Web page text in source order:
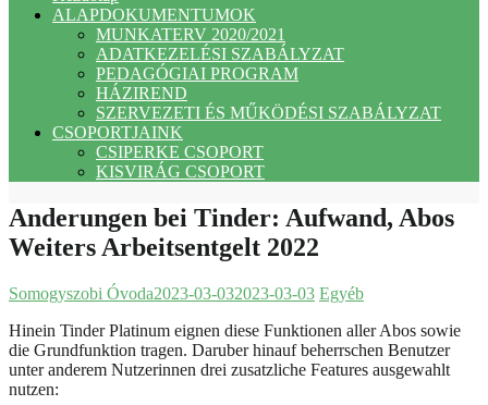
ALAPDOKUMENTUMOK
MUNKATERV 2020/2021
ADATKEZELÉSI SZABÁLYZAT
PEDAGÓGIAI PROGRAM
HÁZIREND
SZERVEZETI ÉS MŰKÖDÉSI SZABÁLYZAT
CSOPORTJAINK
CSIPERKE CSOPORT
KISVIRÁG CSOPORT
Anderungen bei Tinder: Aufwand, Abos
Weiters Arbeitsentgelt 2022
Somogyszobi Óvoda2023-03-032023-03-03 Egyéb
Hinein Tinder Platinum eignen diese Funktionen aller Abos sowie
die Grundfunktion tragen. Daruber hinauf beherrschen Benutzer
unter anderem Nutzerinnen drei zusatzliche Features ausgewahlt
nutzen: